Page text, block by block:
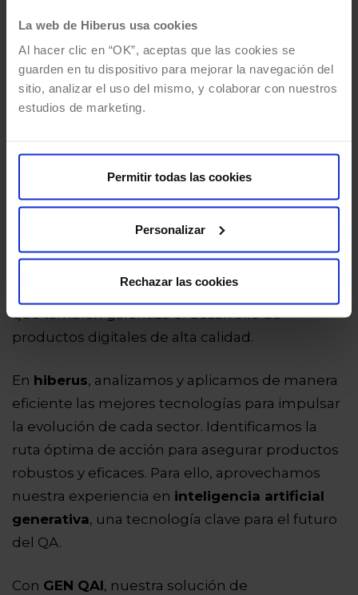
La web de Hiberus usa cookies
Al hacer clic en “OK”, aceptas que las cookies se
guarden en tu dispositivo para mejorar la navegación del
sitio, analizar el uso del mismo, y colaborar con nuestros
estudios de marketing.
Permitir todas las cookies
Personalizar
Rechazar las cookies
interpretación de lo que es adecuado para el
propósito”.
Conocer tu madurez QA, una
Para evaluar el grado de madurez QA en una
organización, es fundamental seleccionar un
o modelo de referencia, ya sea
del QA. Esto no solo optimiza los procesos, sino
que también garantiza el desarrollo de
productos digitales de alta calidad.
En hiberus, analizamos y aplicamos de manera
eficiente las mejores tecnologías para impulsar
la evolución de cada sector. Identificamos la
ruta óptima de acción para asegurar productos
robustos y eficaces. Para ello, aprovechamos
nuestra experiencia en inteligencia artificial
generativa, una tecnología clave para el futuro
del QA.
Con GEN QAI, nuestra solución de